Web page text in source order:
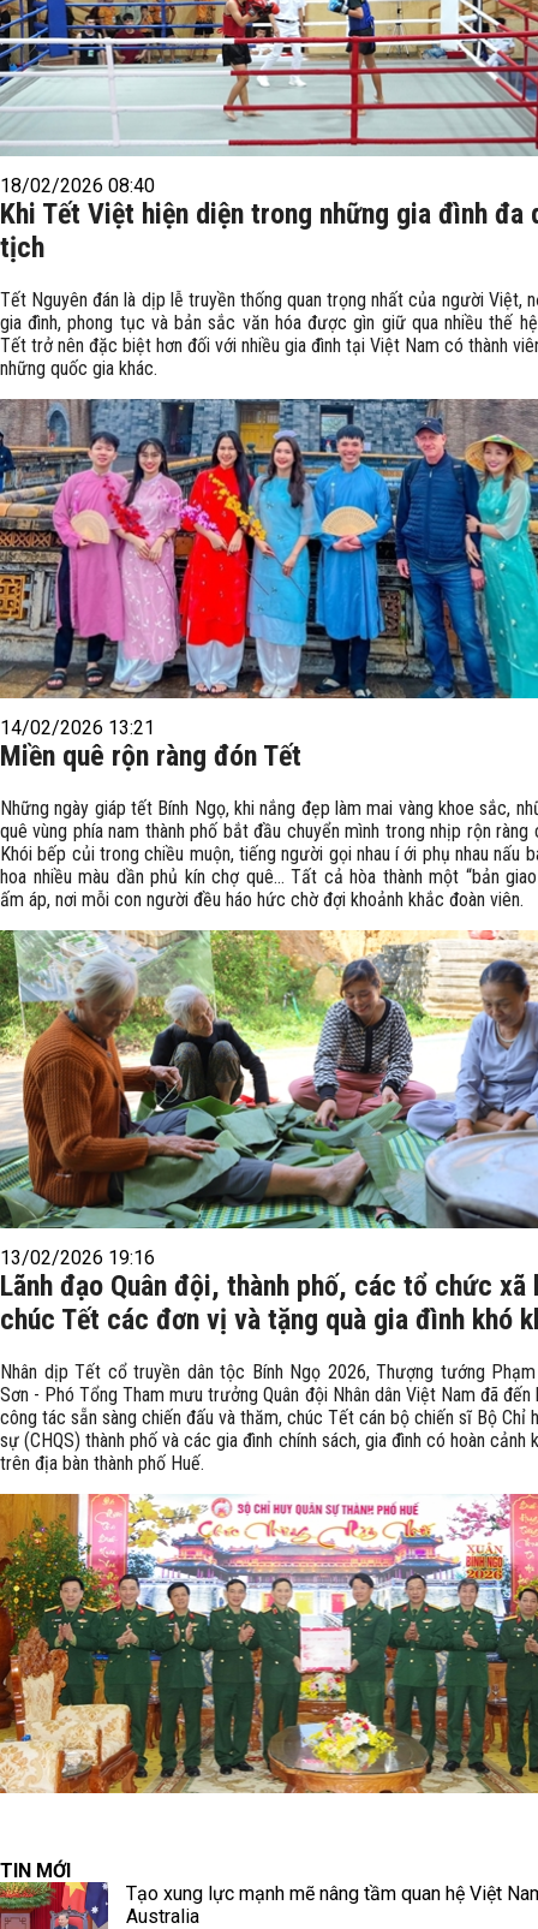
18/02/2026 08:40
Khi Tết Việt hiện diện trong những gia đình đa
tịch
Tết Nguyên đán là dịp lễ truyền thống quan trọng nhất của người Việt,
gia đình, phong tục và bản sắc văn hóa được gìn giữ qua nhiều thế
Tết trở nên đặc biệt hơn đối với nhiều gia đình tại Việt Nam có thành
những quốc gia khác.
14/02/2026 13:21
Miền quê rộn ràng đón Tết
Những ngày giáp tết Bính Ngọ, khi nắng đẹp làm mai vàng khoe sắc,
quê vùng phía nam thành phố bắt đầu chuyển mình trong nhịp rộn ràng
Khói bếp củi trong chiều muộn, tiếng người gọi nhau í ới phụ nhau nấu
hoa nhiều màu dần phủ kín chợ quê… Tất cả hòa thành một “bản
ấm áp, nơi mỗi con người đều háo hức chờ đợi khoảnh khắc đoàn viên.
13/02/2026 19:16
Lãnh đạo Quân đội, thành phố, các tổ chức xã
chúc Tết các đơn vị và tặng quà gia đình khó
Nhân dịp Tết cổ truyền dân tộc Bính Ngọ 2026, Thượng tướng
Sơn - Phó Tổng Tham mưu trưởng Quân đội Nhân dân Việt Nam đã đến
công tác sẵn sàng chiến đấu và thăm, chúc Tết cán bộ chiến sĩ Bộ Chỉ
sự (CHQS) thành phố và các gia đình chính sách, gia đình có hoàn cảnh
trên địa bàn thành phố Huế.
TIN MỚI
Tạo xung lực mạnh mẽ nâng tầm quan hệ Việt
Australia